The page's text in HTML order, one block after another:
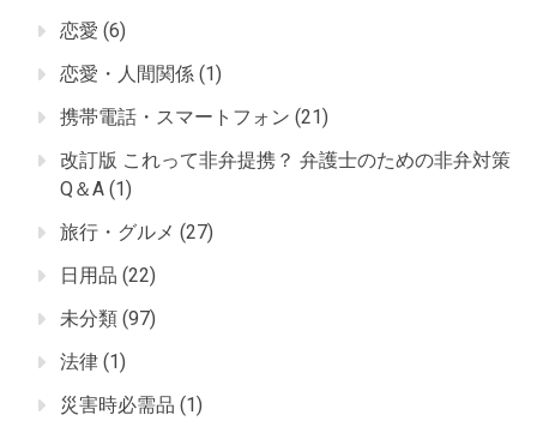
恋愛 (6)
恋愛・人間関係 (1)
携帯電話・スマートフォン (21)
改訂版 これって非弁提携？ 弁護士のための非弁対策
Q＆A (1)
旅行・グルメ (27)
日用品 (22)
未分類 (97)
法律 (1)
災害時必需品 (1)